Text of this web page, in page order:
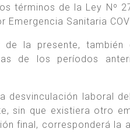
términos de la Ley Nº
Sanitaria
la presente, también
de los períodos
desvinculación laboral
sin que existiera otro
final, corresponderá la